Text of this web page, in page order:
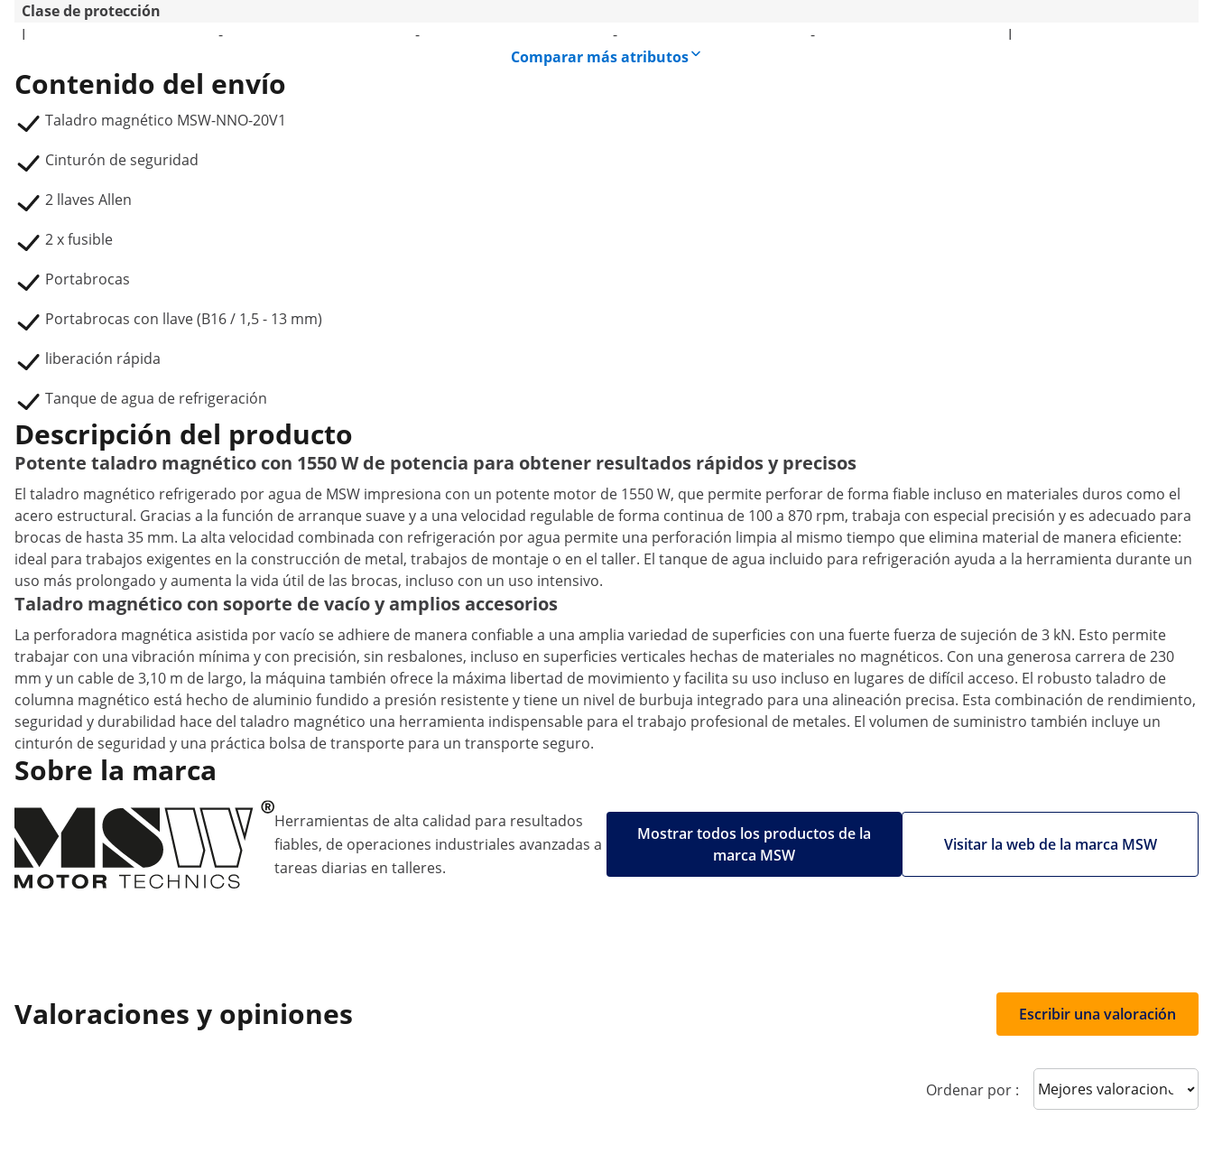
Clase de protección
I
- - - -
I
Comparar más atributos
Contenido del envío
Taladro magnético MSW-NNO-20V1
Cinturón de seguridad
2 llaves Allen
2 x fusible
Portabrocas
Portabrocas con llave (B16 / 1,5 - 13 mm)
liberación rápida
Tanque de agua de refrigeración
Descripción del producto
Potente taladro magnético con 1550 W de potencia para obtener resultados rápidos y precisos
El taladro magnético refrigerado por agua de MSW impresiona con un potente motor de 1550 W, que permite perforar de forma fiable incluso en materiales duros como el
acero estructural. Gracias a la función de arranque suave y a una velocidad regulable de forma continua de 100 a 870 rpm, trabaja con especial precisión y es adecuado para
brocas de hasta 35 mm. La alta velocidad combinada con refrigeración por agua permite una perforación limpia al mismo tiempo que elimina material de manera eficiente:
ideal para trabajos exigentes en la construcción de metal, trabajos de montaje o en el taller. El tanque de agua incluido para refrigeración ayuda a la herramienta durante un
uso más prolongado y aumenta la vida útil de las brocas, incluso con un uso intensivo.
Taladro magnético con soporte de vacío y amplios accesorios
La perforadora magnética asistida por vacío se adhiere de manera confiable a una amplia variedad de superficies con una fuerte fuerza de sujeción de 3 kN. Esto permite
trabajar con una vibración mínima y con precisión, sin resbalones, incluso en superficies verticales hechas de materiales no magnéticos. Con una generosa carrera de 230
mm y un cable de 3,10 m de largo, la máquina también ofrece la máxima libertad de movimiento y facilita su uso incluso en lugares de difícil acceso. El robusto taladro de
columna magnético está hecho de aluminio fundido a presión resistente y tiene un nivel de burbuja integrado para una alineación precisa. Esta combinación de rendimiento,
seguridad y durabilidad hace del taladro magnético una herramienta indispensable para el trabajo profesional de metales. El volumen de suministro también incluye un
cinturón de seguridad y una práctica bolsa de transporte para un transporte seguro.
Sobre la marca
Herramientas de alta calidad para resultados
fiables, de operaciones industriales avanzadas a
tareas diarias en talleres.
Visitar la web de la marca MSW
Mostrar todos los productos de la
marca MSW
Valoraciones y opiniones Escribir una valoración
Ordenar por : Sort reviews